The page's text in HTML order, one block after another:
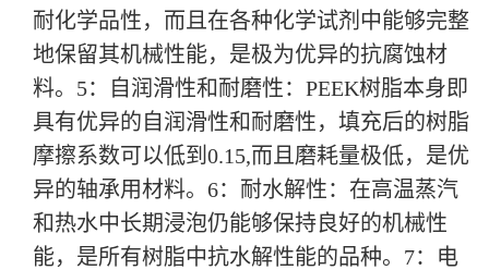
耐化学品性，而且在各种化学试剂中能够完整
地保留其机械性能，是极为优异的抗腐蚀材
料。 5：自润滑性和耐磨性：PEEK树脂本身即
具有优异的自润滑性和耐磨性，填充后的树脂
摩擦系数可以低到0.15,而且磨耗量极低，是优
异的轴承用材料。 6：耐水解性：在高温蒸汽
和热水中长期浸泡仍能够保持良好的机械性
能，是所有树脂中抗水解性能的品种。 7：电